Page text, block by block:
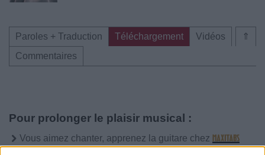
⇑
Paroles + Traduction Téléchargement
Vidéos
Commentaires
Pour prolonger le plaisir musical :
Vous aimez chanter, apprenez la guitare chez